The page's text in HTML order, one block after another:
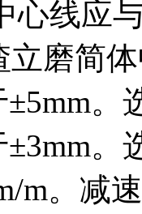
心线应
立磨简
。
。
m。减